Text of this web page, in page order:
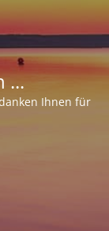
...
Ihnen für